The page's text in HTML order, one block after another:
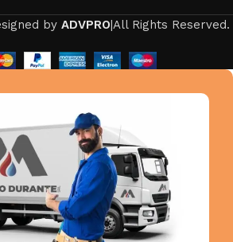
by ADVPRO|All Rights Reserved.